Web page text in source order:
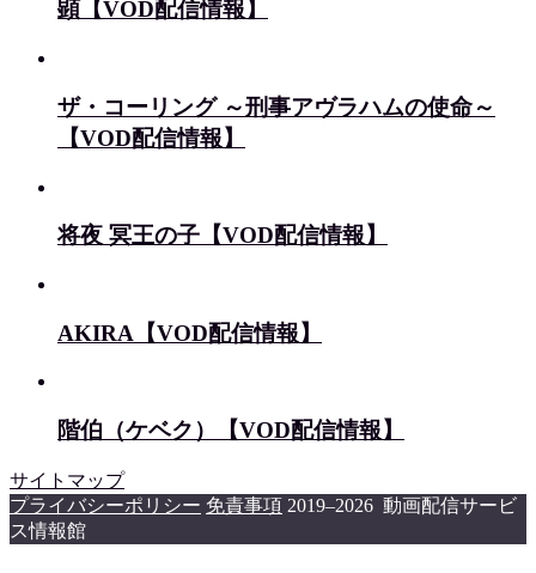
顕【VOD配信情報】
ザ・コーリング ～刑事アヴラハムの使命～
【VOD配信情報】
将夜 冥王の子【VOD配信情報】
AKIRA【VOD配信情報】
階伯（ケベク）【VOD配信情報】
サイトマップ
プライバシーポリシー 免責事項 2019–2026 動画配信サービ
ス情報館